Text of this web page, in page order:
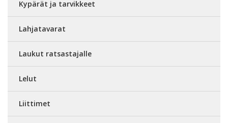
Kypärät ja tarvikkeet
Lahjatavarat
Laukut ratsastajalle
Lelut
Liittimet